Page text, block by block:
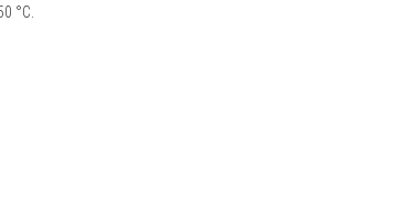
°С.